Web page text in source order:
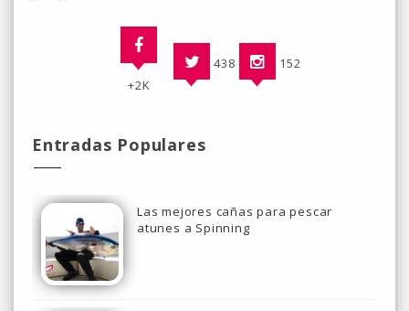
+2K
438 152
Entradas Populares
Las mejores cañas para pescar
atunes a Spinning